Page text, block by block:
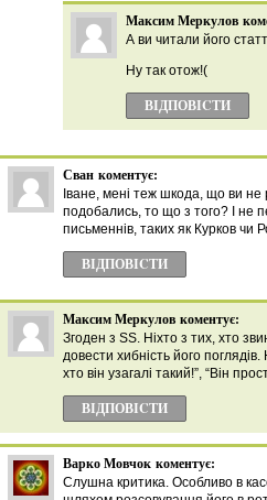
Максим Меркулов
А ви читали його
Ну так отож!(
ВІДПОВІCТИ
Сван коментує:
Іване, мені теж шкода, що ви не
подобались, то що з того? І не
письменнів, таких як Курков чи
ВІДПОВІCТИ
Максим Меркулов коментує:
Згоден з SS. Ніхто з тих, хто
довести хибність його
хто він узагалі такий!”, “Він
ВІДПОВІCТИ
Варко Мовчок коментує:
Слушна критика. Особливо в